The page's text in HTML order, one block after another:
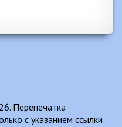
Перепечатка
с указанием ссылки